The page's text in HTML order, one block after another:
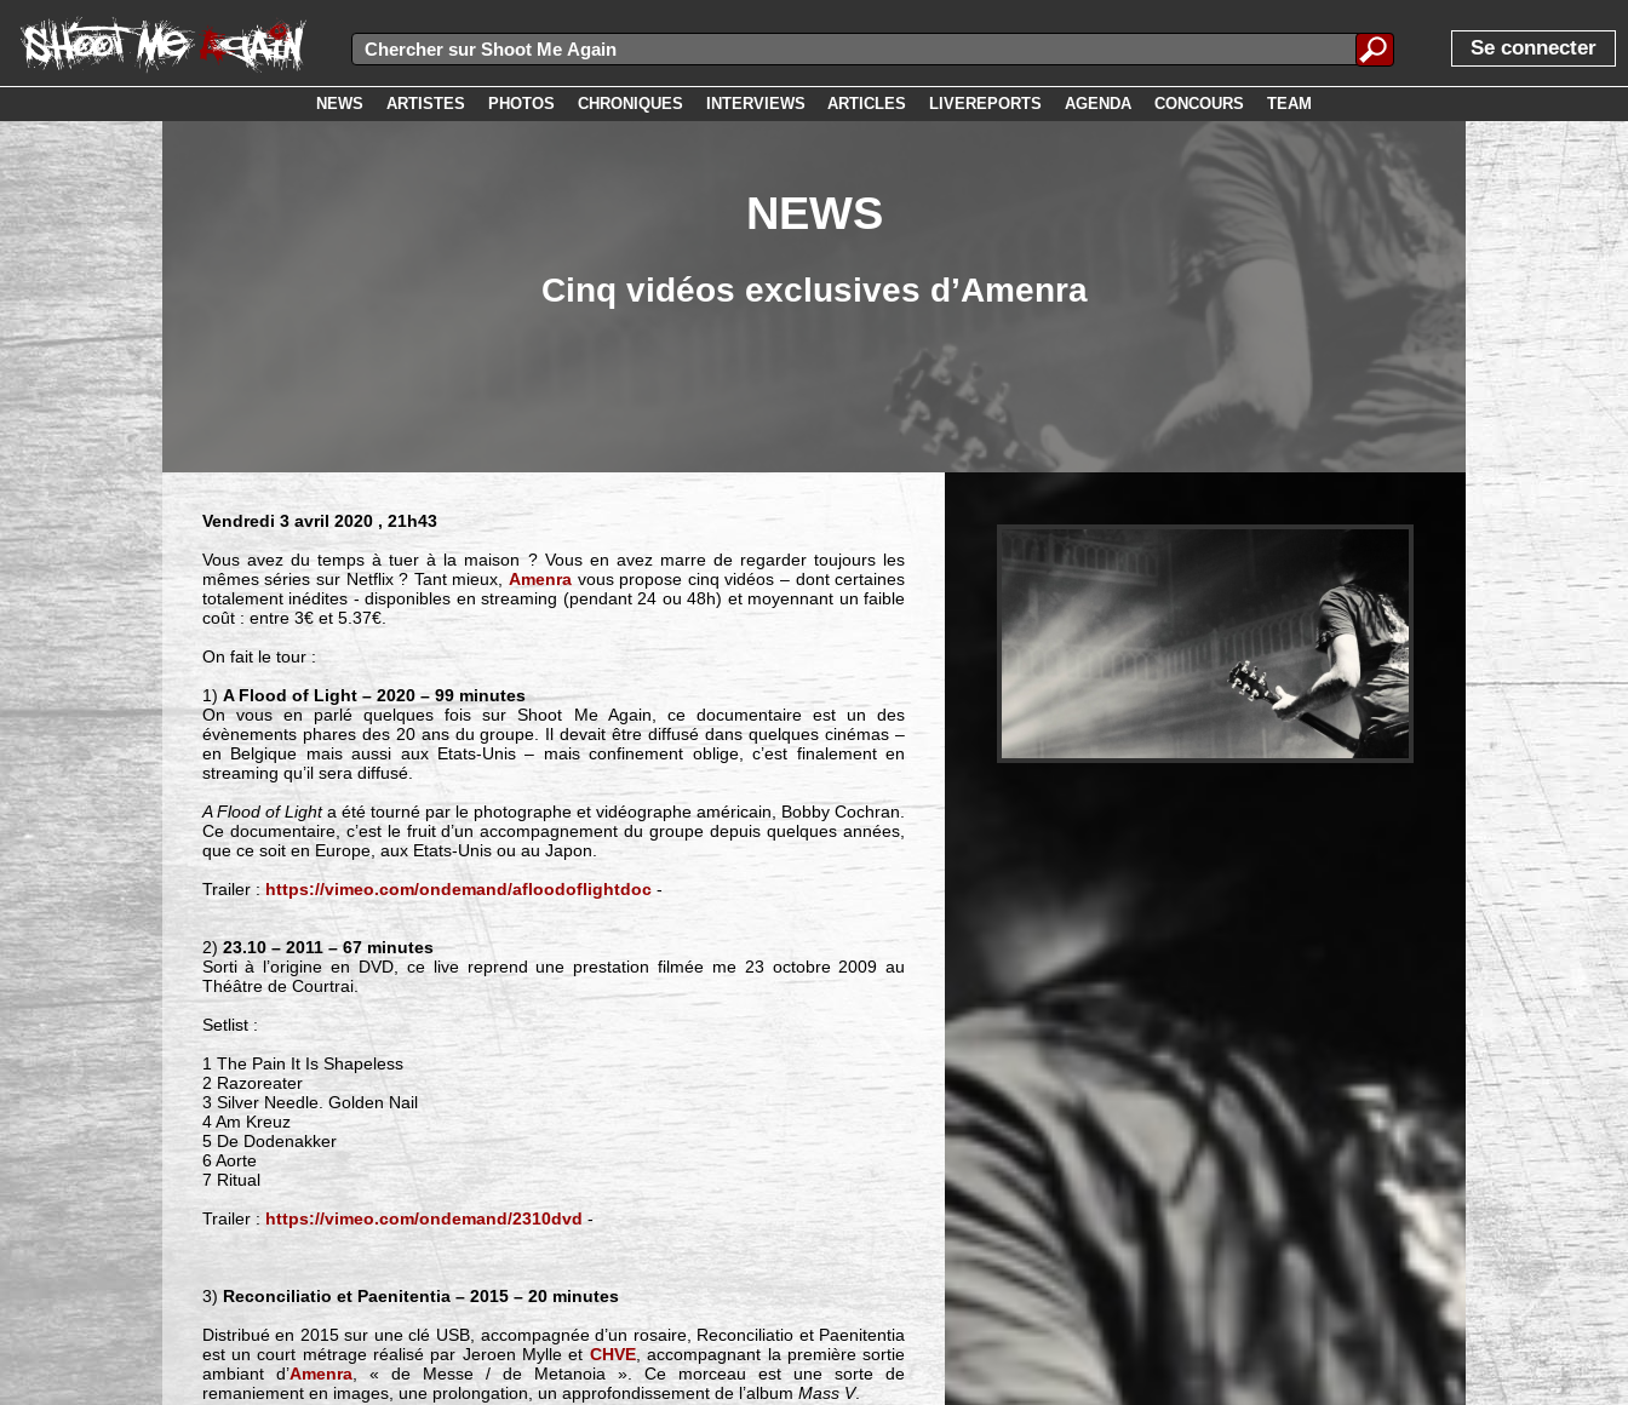
Se connecter
NEWS ARTISTES PHOTOS CHRONIQUES INTERVIEWS ARTICLES LIVEREPORTS AGENDA CONCOURS TEAM
NEWS
Cinq vidéos exclusives d’Amenra
Vendredi 3 avril 2020 , 21h43
Vous avez du temps à tuer à la maison ? Vous en avez marre de regarder toujours les
mêmes séries sur Netflix ? Tant mieux, Amenravous propose cinq vidéos – dont certaines
totalement inédites - disponibles en streaming (pendant 24 ou 48h) et moyennant un faible
coût : entre 3€ et 5.37€.
On fait le tour :
1) A Flood of Light – 2020 – 99 minutes
On vous en parlé quelques fois sur Shoot Me Again, ce documentaire est un des
évènements phares des 20 ans du groupe. Il devait être diffusé dans quelques cinémas –
en Belgique mais aussi aux Etats-Unis – mais confinement oblige, c’est finalement en
streaming qu’il sera diffusé.
A Flood of Lighta été tourné par le photographe et vidéographe américain, Bobby Cochran.
Ce documentaire, c’est le fruit d’un accompagnement du groupe depuis quelques années,
que ce soit en Europe, aux Etats-Unis ou au Japon.
Trailer : https://vimeo.com/ondemand/afloodoflightdoc-
2) 23.10 – 2011 – 67 minutes
Sorti à l’origine en DVD, ce live reprend une prestation filmée me 23 octobre 2009 au
Théâtre de Courtrai.
Setlist :
1 The Pain It Is Shapeless
2 Razoreater
3 Silver Needle. Golden Nail
4 Am Kreuz
5 De Dodenakker
6 Aorte
7 Ritual
Trailer : https://vimeo.com/ondemand/2310dvd -
3) Reconciliatio et Paenitentia – 2015 – 20 minutes
Distribué en 2015 sur une clé USB, accompagnée d’un rosaire, Reconciliatio et Paenitentia
est un court métrage réalisé par Jeroen Mylle et CHVE, accompagnant la première sortie
ambiant d’Amenra, « de Messe / de Metanoia ». Ce morceau est une sorte de
remaniement en images, une prolongation, un approfondissement de l’album Mass V.